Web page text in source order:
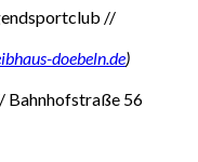
//
doebeln.de)
Bahnhofstraße 56